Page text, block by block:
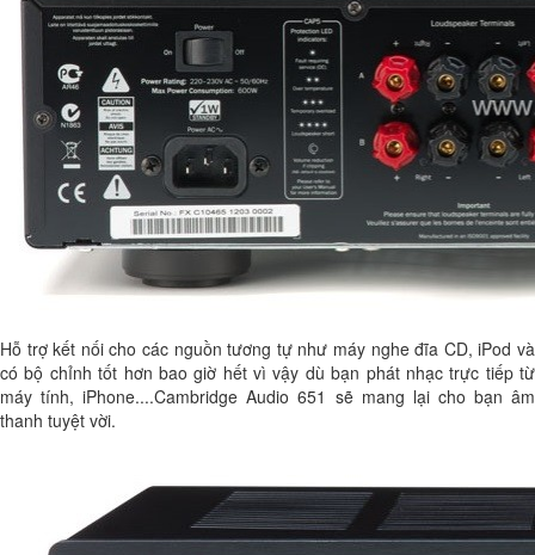
Hỗ trợ kết nối cho các nguồn tương tự như máy nghe đĩa CD, iPod và
có bộ chỉnh tốt hơn bao giờ hết vì vậy dù bạn phát nhạc trực tiếp từ
máy tính, iPhone....Cambridge Audio 651 sẽ mang lại cho bạn âm
thanh tuyệt vời.